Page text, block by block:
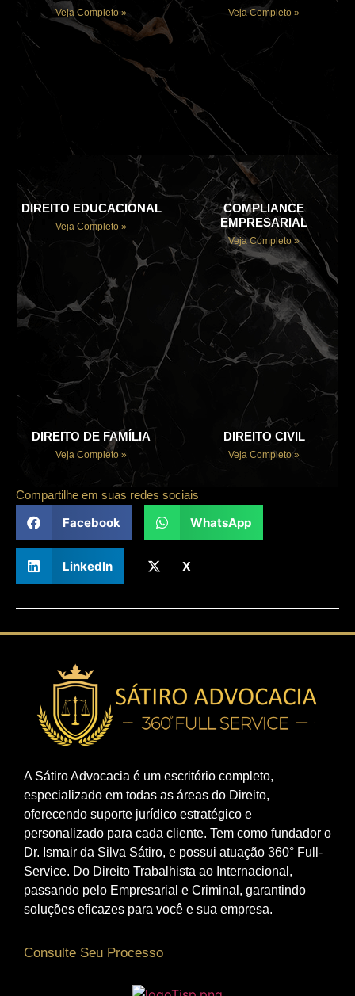
Veja Completo » Veja Completo »
DIREITO EDUCACIONAL
Veja Completo »
COMPLIANCE
EMPRESARIAL
Veja Completo »
DIREITO DE FAMÍLIA
Veja Completo »
DIREITO CIVIL
Veja Completo »
Compartilhe em suas redes sociais
Facebook WhatsApp
LinkedIn X
A Sátiro Advocacia é um escritório completo,
especializado em todas as áreas do Direito,
oferecendo suporte jurídico estratégico e
personalizado para cada cliente. Tem como fundador o
Dr. Ismair da Silva Sátiro, e possui atuação 360° Full-
Service. Do Direito Trabalhista ao Internacional,
passando pelo Empresarial e Criminal, garantindo
soluções eficazes para você e sua empresa.
Consulte Seu Processo